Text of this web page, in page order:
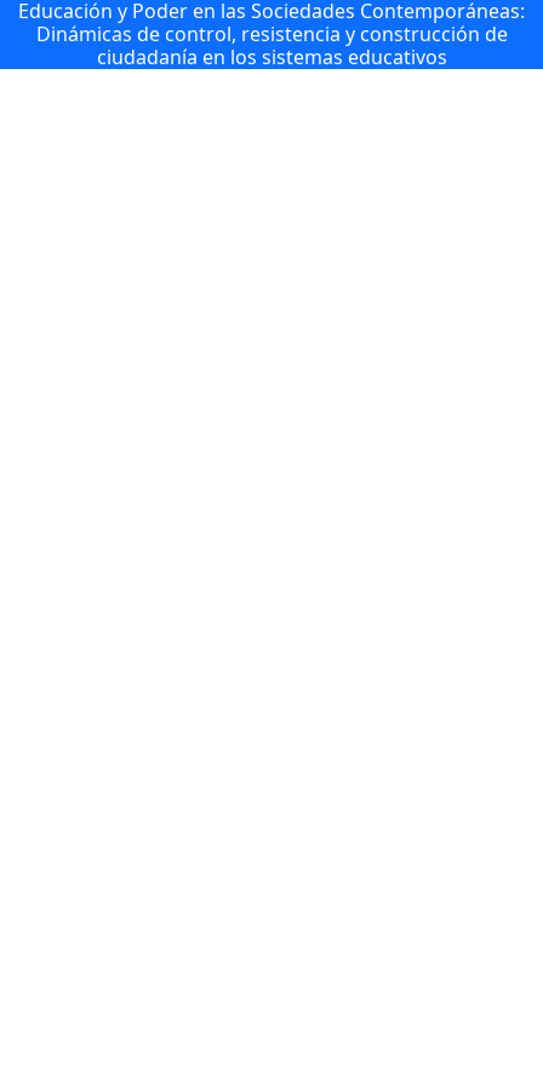
Educación y Poder en las Sociedades Contemporáneas:
Dinámicas de control, resistencia y construcción de
ciudadanía en los sistemas educativos